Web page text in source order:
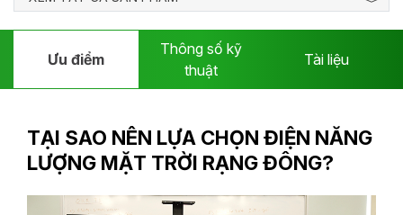
Ưu điểm
Thông số kỹ
thuật
Tài liệu
TẠI SAO NÊN LỰA CHỌN ĐIỆN NĂNG
LƯỢNG MẶT TRỜI RẠNG ĐÔNG?